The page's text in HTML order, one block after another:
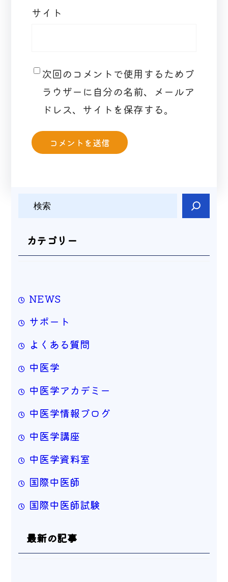
サイト
次回のコメントで使用するためブ
ラウザーに自分の名前、メールア
ドレス、サイトを保存する。
カテゴリー
NEWS
サポート
よくある質問
中医学
中医学アカデミー
中医学情報ブログ
中医学講座
中医学資料室
国際中医師
国際中医師試験
最新の記事